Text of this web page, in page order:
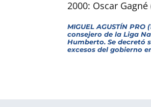
2000: Oscar
MIGUEL AGUSTÍN
consejero de la Liga
Humberto. Se decretó
excesos del gobierno